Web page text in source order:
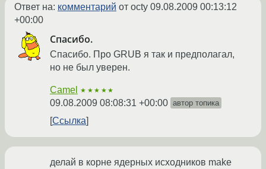
Ответ на: комментарий от octy 09.08.2009 00:13:12
+00:00
Спасибо.
Спасибо. Про GRUB я так и предполагал,
но не был уверен.
Camel ★★★★★
09.08.2009 08:08:31 +00:00 автор топика
Ссылка
делай в корне ядерных исходников make